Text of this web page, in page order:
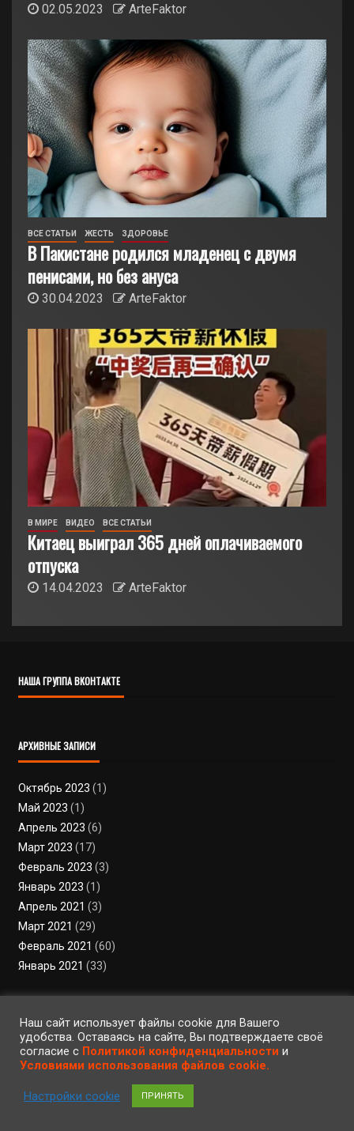
02.05.2023 ArteFaktor
ВСЕ СТАТЬИ ЖЕСТЬ ЗДОРОВЬЕ
В Пакистане родился младенец с двумя
пенисами, но без ануса
30.04.2023 ArteFaktor
В МИРЕ ВИДЕО ВСЕ СТАТЬИ
Китаец выиграл 365 дней оплачиваемого
отпуска
14.04.2023 ArteFaktor
НАША ГРУППА ВКОНТАКТЕ
АРХИВНЫЕ ЗАПИСИ
Октябрь 2023 (1)
Май 2023 (1)
Апрель 2023 (6)
Март 2023 (17)
Февраль 2023 (3)
Январь 2023 (1)
Апрель 2021 (3)
Март 2021 (29)
Февраль 2021 (60)
Январь 2021 (33)
Наш сайт использует файлы cookie для Вашего
удобства. Оставаясь на сайте, Вы подтверждаете своё
согласие с Политикой конфиденциальности и
Условиями использования файлов cookie.
Настройки cookie ПРИНЯТЬ